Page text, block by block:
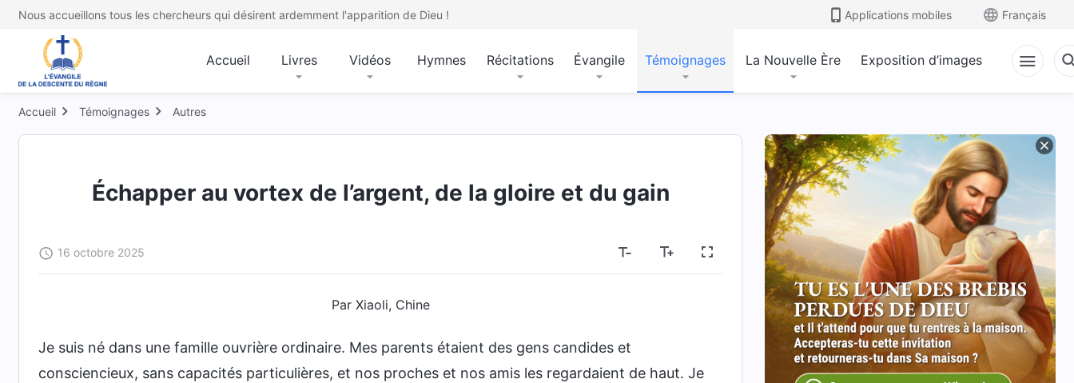
Nous accueillons tous les chercheurs qui désirent ardemment l'apparition de Dieu ! Applications mobiles Français
Accueil Livres Vidéos Hymnes Récitations Évangile Témoignages La Nouvelle Ère Exposition d’images
Accueil Témoignages Autres
Échapper au vortex de l’argent, de la gloire et du gain
16 octobre 2025
Par Xiaoli, Chine
Je suis né dans une famille ouvrière ordinaire. Mes parents étaient des gens candides et
consciencieux, sans capacités particulières, et nos proches et nos amis les regardaient de haut. Je